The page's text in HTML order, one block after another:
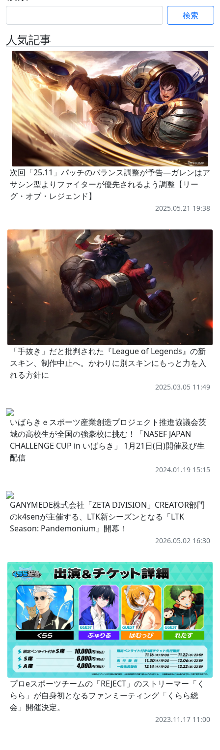
検索
人気記事
次回「25.11」パッチのバランス調整が予告―ガレンはア
サシン型よりファイターが優先されるよう調整【リー
グ・オブ・レジェンド】
2025.05.21 19:38
「手抜き」だと批判された『League of Legends』の新
スキン、制作中止へ。かわりに別スキンにもっと力を入
れる方針に
2025.03.05 11:49
いばらきｅスポーツ産業創造プロジェクト推進協議会茨
城の高校生が全国の強豪校に挑む！「NASEF JAPAN
CHALLENGE CUP in いばらき」 1月21日(日)開催及び生
配信
2024.01.19 15:15
GANYMEDE株式会社「ZETA DIVISION」CREATOR部門
のk4senが主催する、LTK新シーズンとなる「LTK
Season: Pandemonium』開幕！
2026.05.02 16:30
プロeスポーツチームの「REJECT」のストリーマー「く
らら」が自身初となるファンミーティング「くらら総
会」開催決定。
2023.11.17 11:00